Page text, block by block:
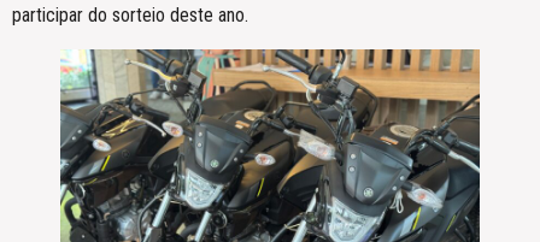
participar do sorteio deste ano.